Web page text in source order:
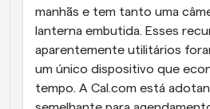
manhãs e tem tanto uma
lanterna embutida. Esses
aparentemente utilitários
um único dispositivo que
tempo. A Cal.com está